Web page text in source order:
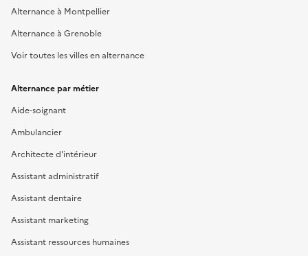
Alternance à Montpellier
Alternance à Grenoble
Voir toutes les villes en alternance
Alternance par métier
Aide-soignant
Ambulancier
Architecte d'intérieur
Assistant administratif
Assistant dentaire
Assistant marketing
Assistant ressources humaines